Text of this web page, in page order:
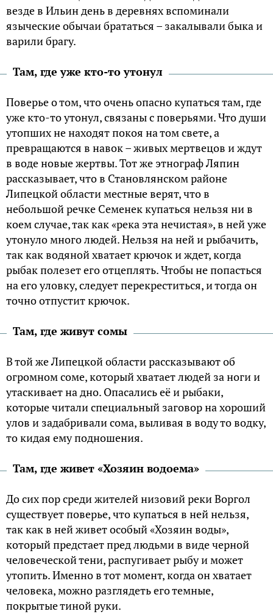
везде в Ильин день в деревнях вспоминали
языческие обычаи брататься – закалывали быка и
варили брагу.
Там, где уже кто-то утонул
Поверье о том, что очень опасно купаться там, где
уже кто-то утонул, связаны с поверьями. Что души
утопших не находят покоя на том свете, а
превращаются в навок – живых мертвецов и ждут
в воде новые жертвы. Тот же этнограф Ляпин
рассказывает, что в Становлянском районе
Липецкой области местные верят, что в
небольшой речке Семенек купаться нельзя ни в
коем случае, так как «река эта нечистая», в ней уже
утонуло много людей. Нельзя на ней и рыбачить,
так как водяной хватает крючок и ждет, когда
рыбак полезет его отцеплять. Чтобы не попасться
на его уловку, следует перекреститься, и тогда он
точно отпустит крючок.
Там, где живут сомы
В той же Липецкой области рассказывают об
огромном соме, который хватает людей за ноги и
утаскивает на дно. Опасались её и рыбаки,
которые читали специальный заговор на хороший
улов и задабривали сома, выливая в воду то водку,
то кидая ему подношения.
Там, где живет «Хозяин водоема»
До сих пор среди жителей низовий реки Воргол
существует поверье, что купаться в ней нельзя,
так как в ней живет особый «Хозяин воды»,
который предстает пред людьми в виде черной
человеческой тени, распугивает рыбу и может
утопить. Именно в тот момент, когда он хватает
человека, можно разглядеть его темные,
покрытые тиной руки.